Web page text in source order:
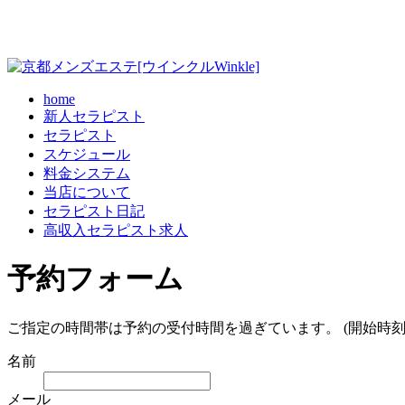
home
新人セラピスト
セラピスト
スケジュール
料金システム
当店について
セラピスト日記
高収入セラピスト求人
予約フォーム
ご指定の時間帯は予約の受付時間を過ぎています。 (開始時
名前
メール